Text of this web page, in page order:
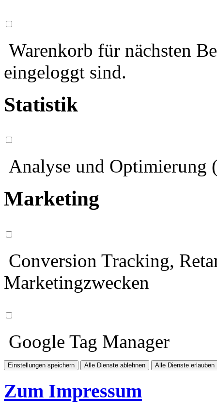
Warenkorb für nächsten
eingeloggt sind.
Statistik
Analyse und Optimierung
Marketing
Conversion Tracking,
Marketingzwecken
Google Tag Manager
Einstellungen speichern Alle Dienste ablehnen Alle Dienste erlauben
Zum Impressum